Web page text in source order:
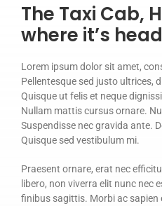
The Taxi Cab,
where it’s
Lorem ipsum dolor sit amet,
Pellentesque sed justo ultrices,
Quisque ut felis et neque
Nullam mattis cursus ornare.
Suspendisse nec gravida ante.
Quisque sed vestibulum mi.
Praesent ornare, erat nec
libero, non viverra elit nunc nec
finibus sagittis. Morbi ac sapien